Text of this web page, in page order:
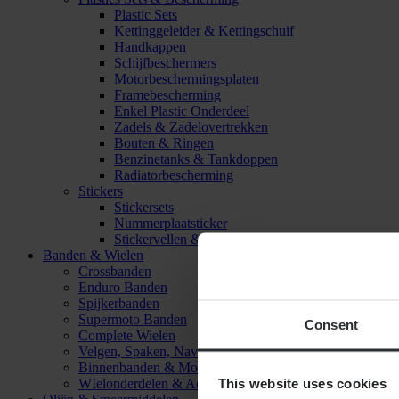
Consent
This website uses cookies
Plastic Sets
Kettinggeleider & Kettingschuif
Handkappen
Schijfbeschermers
Motorbeschermingsplaten
Framebescherming
Enkel Plastic Onderdeel
Zadels & Zadelovertrekken
Bouten & Ringen
Benzinetanks & Tankdoppen
Radiatorbescherming
Stickers
Stickersets
Nummerplaatsticker
Stickervellen & Stickers
Banden & Wielen
Crossbanden
Enduro Banden
Spijkerbanden
Supermoto Banden
Complete Wielen
Velgen, Spaken, Naven & Lagers
Binnenbanden & Mousses
WIelonderdelen & Accessoires